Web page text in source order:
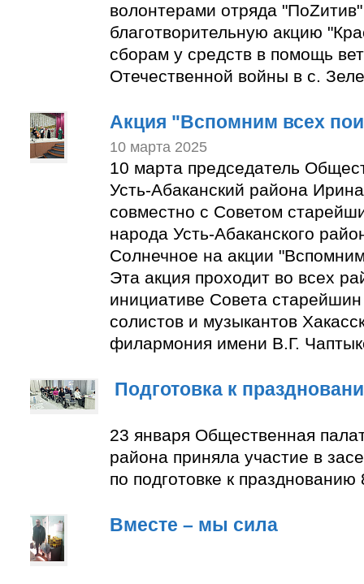
волонтерами отряда
благотворительную акцию
сборам у средств в помощь
Отечественной войны в с.
Акция "Вспомним всех
10 марта 2025
10 марта председатель
Усть-Абаканский района
совместно с Советом
народа Усть-Абаканского
Солнечное на акции
Эта акция проходит во всех
инициативе Совета
солистов и музыкантов
филармония имени В.Г.
Подготовка к
23 января Общественная
района приняла участие в
по подготовке к
Вместе – мы сила